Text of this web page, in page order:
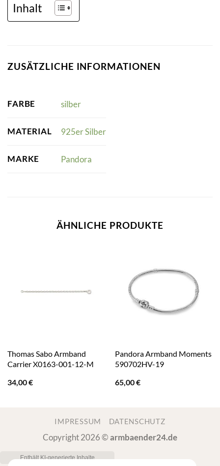
Inhalt
ZUSÄTZLICHE INFORMATIONEN
FARBE silber
MATERIAL 925er Silber
MARKE Pandora
ÄHNLICHE PRODUKTE
Thomas Sabo Armband
Carrier X0163-001-12-M
34,00€
Pandora Armband Moments
590702HV-19
65,00€
IMPRESSUM DATENSCHUTZ
Copyright 2026 ©armbaender24.de